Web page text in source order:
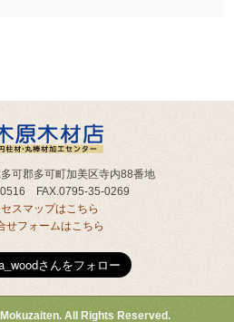
可郡多可町加美区寺内88番地
FAX.0795-35-0269
スマップはこちら
せフォームはこちら
All Rights Reserved.